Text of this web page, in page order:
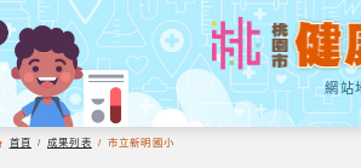
網站
首頁 / 成果列表 / 市立新明國小